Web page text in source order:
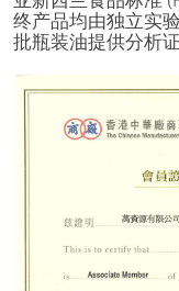
终产品均由独立实
批瓶装油提供分析证